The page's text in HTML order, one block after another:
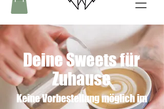
Deine Sweets für
Zuhause
Keine Vorbestellung möglich im